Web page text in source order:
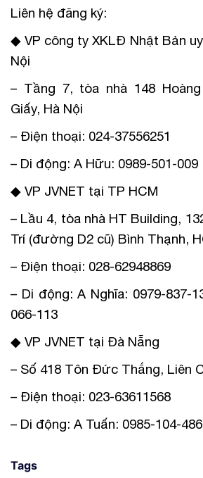
Liên hệ đăng ký:
◆ VP công ty XKLĐ Nhật Bản
Nội
– Tầng 7, tòa nhà 148
Giấy, Hà Nội
– Điện thoại: 024-37556251
– Di động: A Hữu: 0989-501-009
◆ VP JVNET tại TP HCM
– Lầu 4, tòa nhà HT Building,
Trí (đường D2 cũ) Bình Thạnh,
– Điện thoại: 028-62948869
– Di động: A Nghĩa: 0979-837-
066-113
◆ VP JVNET tại Đà Nẵng
– Số 418 Tôn Đức Thắng, Liên
– Điện thoại: 023-63611568
– Di động: A Tuấn: 0985-104-486
Tags